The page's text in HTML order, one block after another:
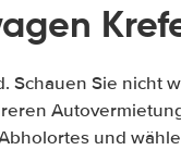
Schauen Sie nicht
und